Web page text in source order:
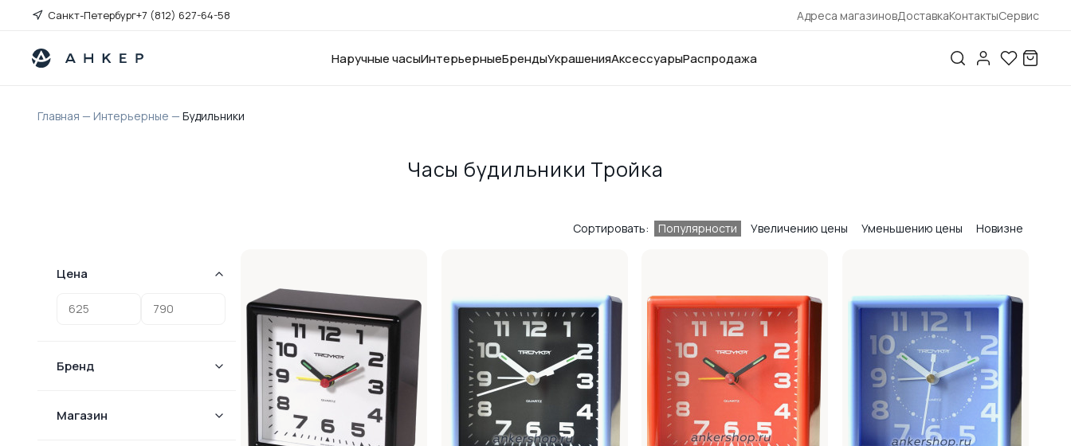
Санкт-Петербург+7 (812) 627-64-58 Адреса магазиновДоставкаКонтактыСервис
Наручные часыИнтерьерныеБрендыУкрашенияАксессуарыРаспродажа
Главная — Интерьерные —Будильники
Часы будильники Тройка
Сортировать: Популярности Увеличению цены Уменьшению цены Новизне
Цена
Бренд
Магазин